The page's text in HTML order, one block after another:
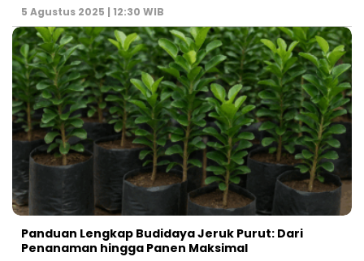
5 Agustus 2025 | 12:30 WIB
Panduan Lengkap Budidaya Jeruk Purut: Dari
Penanaman hingga Panen Maksimal